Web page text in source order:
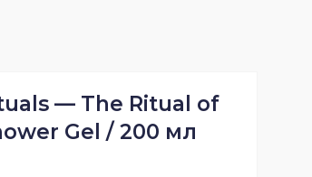
— The Ritual of
Gel / 200 мл